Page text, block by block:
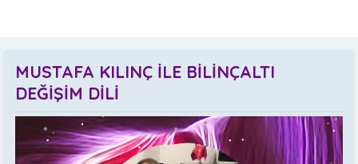
MUSTAFA KILINÇ İLE BİLİNÇALTI
DEĞİŞİM DİLİ